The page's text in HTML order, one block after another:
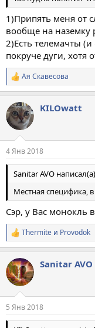
1)Припять меня от
вообще на наземку
2)Есть телемачты
покруче дуги, хотя
Р
е
к
ц
и
Ая Скавесова
KILOwatt
4 Янв 2018
Sanitar AVO
Местная специфика,
Сэр, у Вас монокль
Р
е
к
ц
и
Thermite и Provodok
Sanitar AVO
5 Янв 2018